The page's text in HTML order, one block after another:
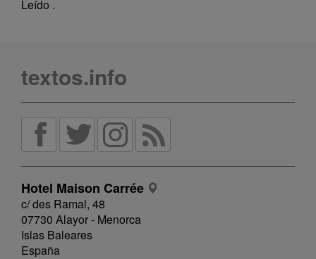
Leído .
textos.info
Hotel Maison Carrée
c/ des Ramal, 48
07730 Alayor - Menorca
Islas Baleares
España